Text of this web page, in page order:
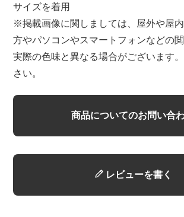
サイズを着用
※掲載画像に関しましては、屋外や屋
方やパソコンやスマートフォンなどの
実際の色味と異なる場合がございます
さい。
商品についてのお問い合
レビューを書く